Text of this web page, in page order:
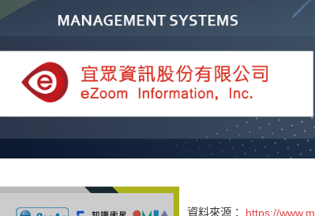
資料來源： https://